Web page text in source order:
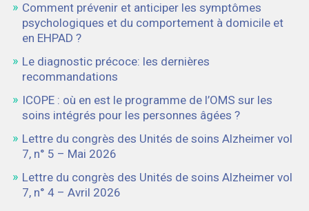
Comment prévenir et anticiper les symptômes
psychologiques et du comportement à domicile et
en EHPAD ?
Le diagnostic précoce: les dernières
recommandations
ICOPE : où en est le programme de l’OMS sur les
soins intégrés pour les personnes âgées ?
Lettre du congrès des Unités de soins Alzheimer vol
7, n° 5 – Mai 2026
Lettre du congrès des Unités de soins Alzheimer vol
7, n° 4 – Avril 2026